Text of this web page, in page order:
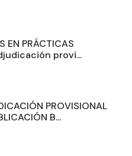
EN PRÁCTICAS
provi...
PROVISIONAL
B...